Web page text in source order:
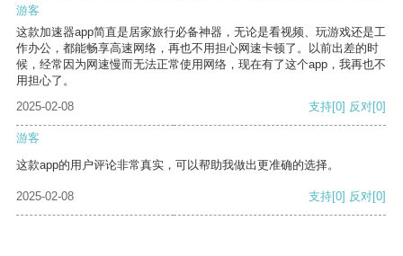
游客
这款加速器app简直是居家旅行必备神器，无论是看视频、玩游戏还是工
作办公，都能畅享高速网络，再也不用担心网速卡顿了。以前出差的时
候，经常因为网速慢而无法正常使用网络，现在有了这个app，我再也不
用担心了。
2025-02-08
支持[0] 反对[0]
游客
这款app的用户评论非常真实，可以帮助我做出更准确的选择。
2025-02-08 支持[0] 反对[0]